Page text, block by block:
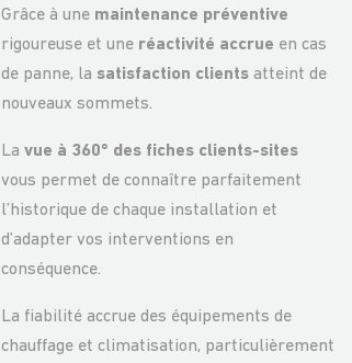
Grâce à une maintenance préventive
rigoureuse et une réactivité accrue en cas
de panne, la satisfaction clients atteint de
nouveaux sommets.
La vue à 360° des fiches clients-sites
vous permet de connaître parfaitement
l’historique de chaque installation et
d’adapter vos interventions en
conséquence.
La fiabilité accrue des équipements de
chauffage et climatisation, particulièrement